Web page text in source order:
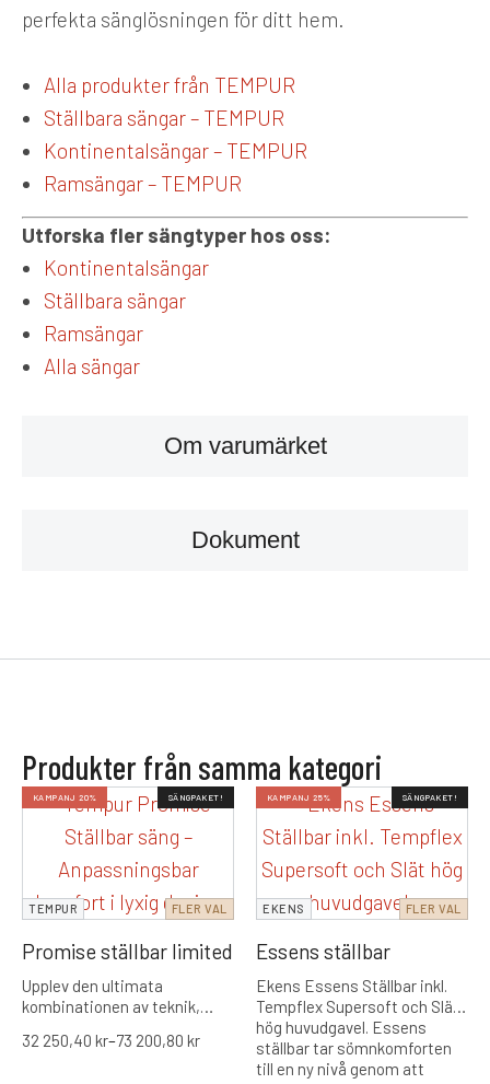
Om varumärket
Dokument
perfekta sänglösningen för ditt hem.
Alla produkter från TEMPUR
Ställbara sängar – TEMPUR
Kontinentalsängar – TEMPUR
Ramsängar – TEMPUR
Utforska fler sängtyper hos oss:
Kontinentalsängar
Ställbara sängar
Ramsängar
Alla sängar
Produkter från samma kategori
KAMPANJ 20% SÄNGPAKET!
TEMPUR FLER VAL
Promise ställbar limited
Upplev den ultimata
kombinationen av teknik,
Tempur Promise Ställbar
32 250,40 kr–73 200,80 kr
KAMPANJ 25% SÄNGPAKET!
EKENS FLER VAL
Essens ställbar
Ekens Essens Ställbar inkl.
Tempflex Supersoft och Slät
hög huvudgavel. Essens
ställbar tar sömnkomforten
till en ny nivå genom att